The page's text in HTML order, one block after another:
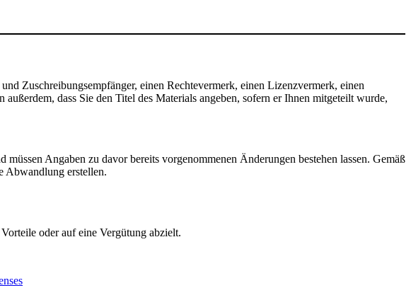
Zuschreibungsempfänger, einen Rechtevermerk, einen Lizenzvermerk, einen
dass Sie den Titel des Materials angeben, sofern er Ihnen mitgeteilt wurde,
Angaben zu davor bereits vorgenommenen Änderungen bestehen lassen. Gemäß
Abwandlung erstellen.
oder auf eine Vergütung abzielt.